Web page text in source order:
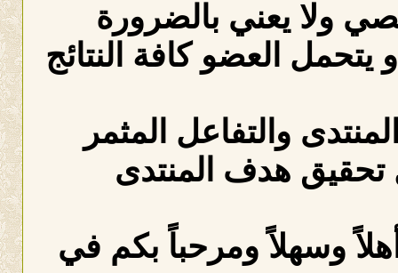
ولا يعني بالضرورة
العضو كافة النتائج
والتفاعل المثمر
هدف المنتدى
وسهلاً ومرحباً بكم في